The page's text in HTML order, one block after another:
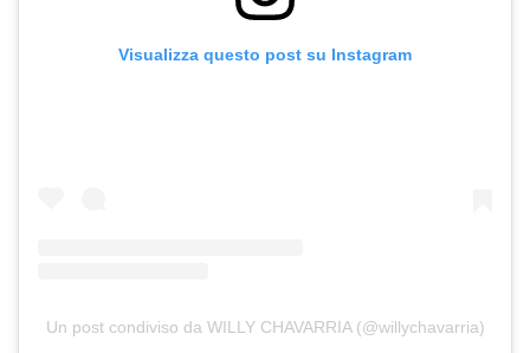
Visualizza questo post su Instagram
Un post condiviso da WILLY CHAVARRIA (@willychavarria)